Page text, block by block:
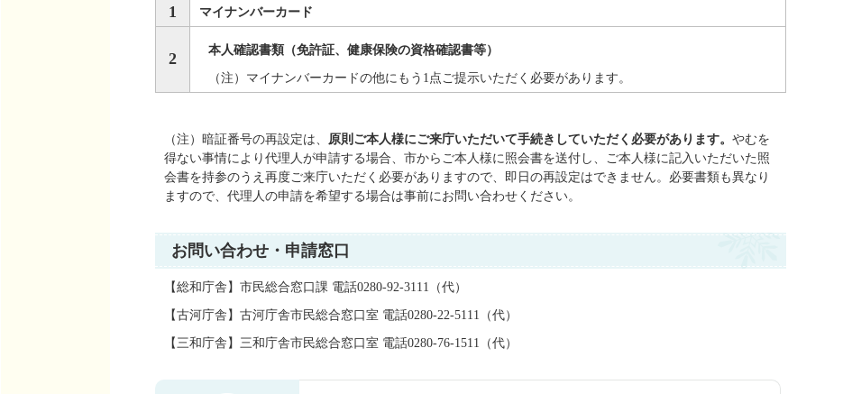
1 マイナンバーカード
2
本人確認書類（免許証、健康保険の資格確認書等）
（注）マイナンバーカードの他にもう1点ご提示いただく必要があります。
（注）暗証番号の再設定は、 原則ご本人様にご来庁いただいて手続きしていただく必要があります。 やむを
得ない事情により代理人が申請する場合、市からご本人様に照会書を送付し、ご本人様に記入いただいた照
会書を持参のうえ再度ご来庁いただく必要がありますので、即日の再設定はできません。必要書類も異なり
ますので、代理人の申請を希望する場合は事前にお問い合わせください。
お問い合わせ・申請窓口
【総和庁舎】市民総合窓口課 電話0280-92-3111（代）
【古河庁舎】古河庁舎市民総合窓口室 電話0280-22-5111（代）
【三和庁舎】三和庁舎市民総合窓口室 電話0280-76-1511（代）